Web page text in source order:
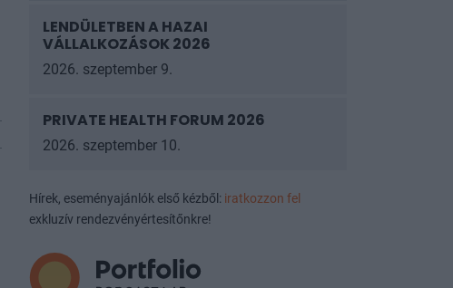
LENDÜLETBEN A HAZAI
VÁLLALKOZÁSOK 2026
2026. szeptember 9.
PRIVATE HEALTH FORUM 2026
2026. szeptember 10.
Hírek, eseményajánlók első kézből: iratkozzon fel
exkluzív rendezvényértesítőnkre!